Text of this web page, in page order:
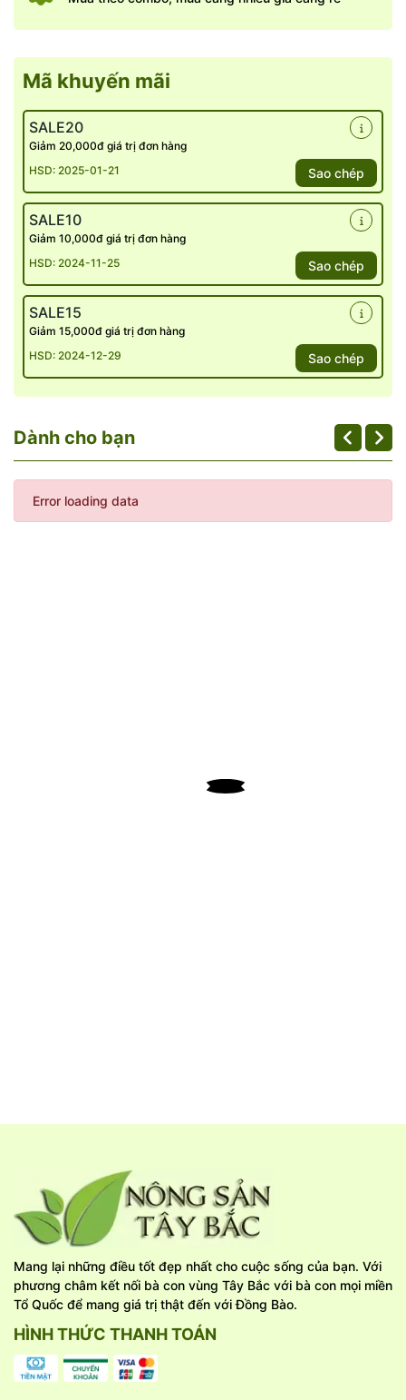
Mã khuyến mãi
SALE20
Giảm 20,000đ giá trị đơn hàng
HSD: 2025-01-21
Sao chép
SALE10
Giảm 10,000đ giá trị đơn hàng
HSD: 2024-11-25
Sao chép
SALE15
Giảm 15,000đ giá trị đơn hàng
HSD: 2024-12-29
Sao chép
Dành cho bạn
Error loading data
Mang lại những điều tốt đẹp nhất cho cuộc sống của bạn. Với
phương châm kết nối bà con vùng Tây Bắc với bà con mọi miền
Tổ Quốc để mang giá trị thật đến với Đồng Bào.
HÌNH THỨC THANH TOÁN